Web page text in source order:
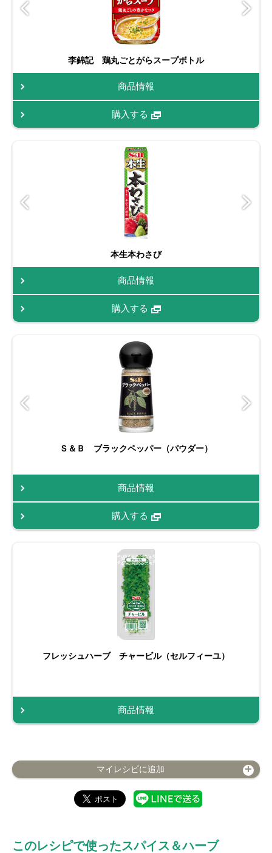
李錦記 鶏丸ごとがらスープボトル
商品情報
購入する
本生本わさび
商品情報
購入する
Ｓ＆Ｂ ブラックペッパー（パウダー）
商品情報
購入する
フレッシュハーブ チャービル（セルフィーユ）
商品情報
マイレシピに追加
このレシピで使ったスパイス＆ハーブ